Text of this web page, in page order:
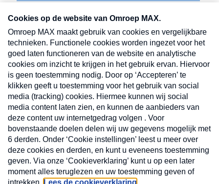
Meldpunt Actueel
MAX vakantieman
MAX Meeting Point
MAX Maakt Mogelijk
Cookie instellingen
DisclaimerAlgemene voorwaarden
Volg ons
Volg
ons
op
Volg
ons
op
Volg
ons
op
Volg